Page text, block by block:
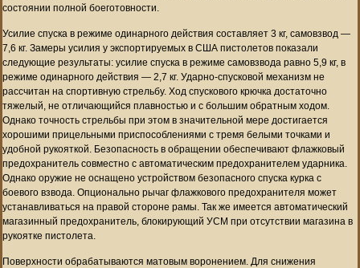
состоянии полной боеготовности.
Усилие спуска в режиме одинарного действия составляет 3 кг, самовзвод —
7,6 кг. Замеры усилия у экспортируемых в США пистолетов показали
следующие результаты: усилие спуска в режиме самовзвода равно 5,9 кг, в
режиме одинарного действия — 2,7 кг. Ударно-спусковой механизм не
рассчитан на спортивную стрельбу. Ход спускового крючка достаточно
тяжелый, не отличающийся плавностью и с большим обратным ходом.
Однако точность стрельбы при этом в значительной мере достигается
хорошими прицельными приспособлениями с тремя белыми точками и
удобной рукояткой. Безопасность в обращении обеспечивают флажковый
предохранитель совместно с автоматическим предохранителем ударника.
Однако оружие не оснащено устройством безопасного спуска курка с
боевого взвода. Опционально рычаг флажкового предохранителя может
устанавливаться на правой стороне рамы. Так же имеется автоматический
магазинный предохранитель, блокирующий УСМ при отсутствии магазина в
рукоятке пистолета.
Поверхности обрабатываются матовым воронением. Для снижения